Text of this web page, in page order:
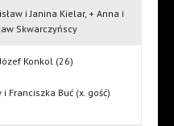
i Janina Kielar, + Anna i
Skwarczyńscy
Konkol (26)
Buć (x. gość)